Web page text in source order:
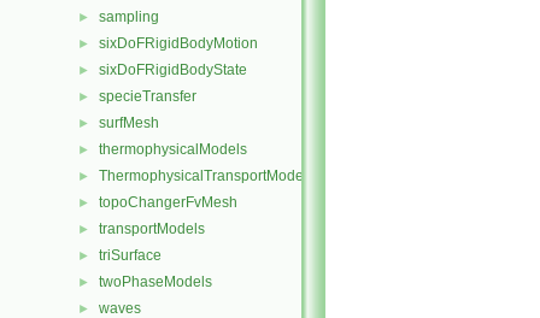
► sampling
► sixDoFRigidBodyMotion
► sixDoFRigidBodyState
► specieTransfer
► surfMesh
► thermophysicalModels
► ThermophysicalTransportModels
► topoChangerFvMesh
► transportModels
► triSurface
► twoPhaseModels
► waves